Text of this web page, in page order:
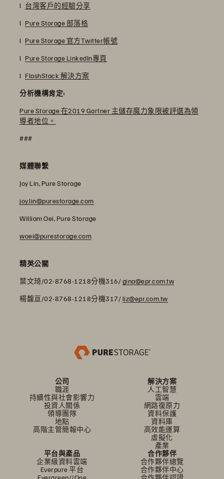
l 台灣客戶的經驗分享
l Pure Storage 部落格
l Pure Storage 官方Twitter帳號
l Pure Storage LinkedIn專頁
l FlashStack 解決方案
分析機構肯定:
Pure Storage 在2019 Gartner 主儲存魔力象限被評選為領
導者地位。
###
媒體聯繫
Joy Lin, Pure Storage
joy.lin@purestorage.com
William Oei, Pure Storage
woei@purestorage.com
精英公關
葉文琦/02-8768-1218分機316/gina@epr.com.tw
楊馥亘/02-8768-1218分機317/liz@epr.com.tw
公司
職涯
持續性與社會影響力
投資人關係
領導團隊
地點
高階主管簡報中心
解決方案
人工智慧
雲端
網路復原力
資料保護
資料庫
高效能運算
虛擬化
產業
平台與產品
企業級資料雲端
Everpure 平台
Evergreen//One
合作夥伴
合作夥伴總覽
合作夥伴中心
合作夥伴認證